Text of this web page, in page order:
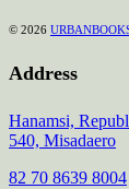
© 2026
Address
Hanamsi,
540, Misadaero
82 70 8639 8004